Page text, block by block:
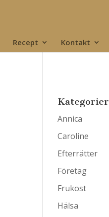
Recept Kontakt
Kategorier
Annica
Caroline
Efterrätter
Företag
Frukost
Hälsa